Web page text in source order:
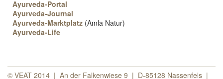
Ayurveda-Portal
Ayurveda-Journal
Ayurveda-Marktplatz (Amla Natur)
Ayurveda-Life
© VEAT 2014 | An der Falkenwiese 9 | D-85128 Nassenfels |